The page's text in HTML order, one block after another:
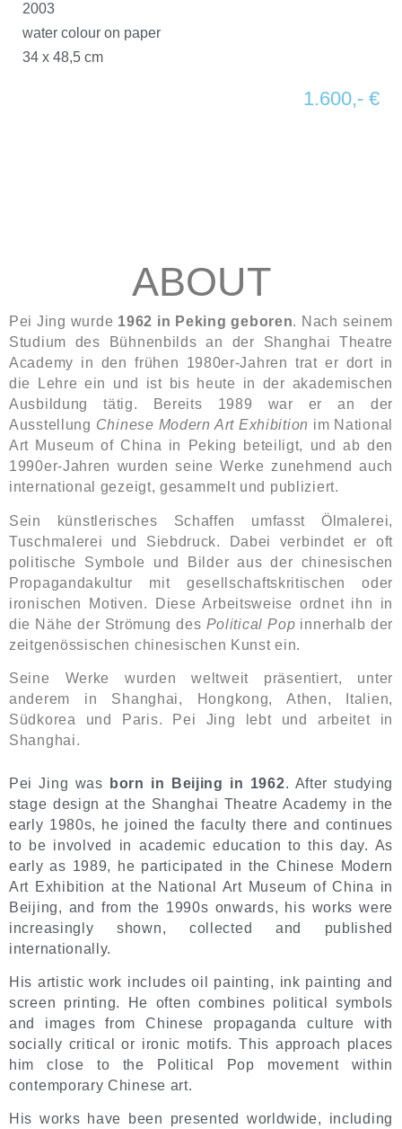
2003
water colour on paper
34 x 48,5 cm
1.600,- €
ABOUT
Pei Jing wurde 1962 in Peking geboren. Nach seinem
Studium des Bühnenbilds an der Shanghai Theatre
Academy in den frühen 1980er-Jahren trat er dort in
die Lehre ein und ist bis heute in der akademischen
Ausbildung tätig. Bereits 1989 war er an der
Ausstellung Chinese Modern Art Exhibition im National
Art Museum of China in Peking beteiligt, und ab den
1990er-Jahren wurden seine Werke zunehmend auch
international gezeigt, gesammelt und publiziert.
Sein künstlerisches Schaffen umfasst Ölmalerei,
Tuschmalerei und Siebdruck. Dabei verbindet er oft
politische Symbole und Bilder aus der chinesischen
Propagandakultur mit gesellschaftskritischen oder
ironischen Motiven. Diese Arbeitsweise ordnet ihn in
die Nähe der Strömung des Political Pop innerhalb der
zeitgenössischen chinesischen Kunst ein.
Seine Werke wurden weltweit präsentiert, unter
anderem in Shanghai, Hongkong, Athen, Italien,
Südkorea und Paris. Pei Jing lebt und arbeitet in
Shanghai.
Pei Jing was born in Beijing in 1962. After studying
stage design at the Shanghai Theatre Academy in the
early 1980s, he joined the faculty there and continues
to be involved in academic education to this day. As
early as 1989, he participated in the Chinese Modern
Art Exhibition at the National Art Museum of China in
Beijing, and from the 1990s onwards, his works were
increasingly shown, collected and published
internationally.
His artistic work includes oil painting, ink painting and
screen printing. He often combines political symbols
and images from Chinese propaganda culture with
socially critical or ironic motifs. This approach places
him close to the Political Pop movement within
contemporary Chinese art.
His works have been presented worldwide, including